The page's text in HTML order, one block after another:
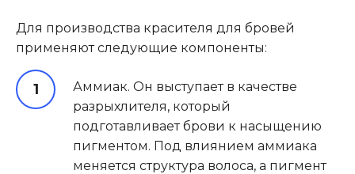
Для производства красителя для бровей
применяют следующие компоненты:
Аммиак. Он выступает в качестве
разрыхлителя, который
подготавливает брови к насыщению
пигментом. Под влиянием аммиака
меняется структура волоса, а пигмент